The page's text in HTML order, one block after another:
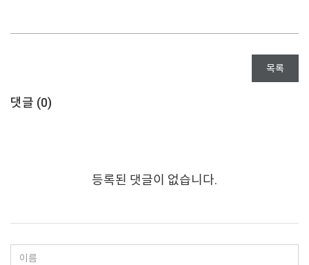
목록
댓글 (0)
등록된 댓글이 없습니다.